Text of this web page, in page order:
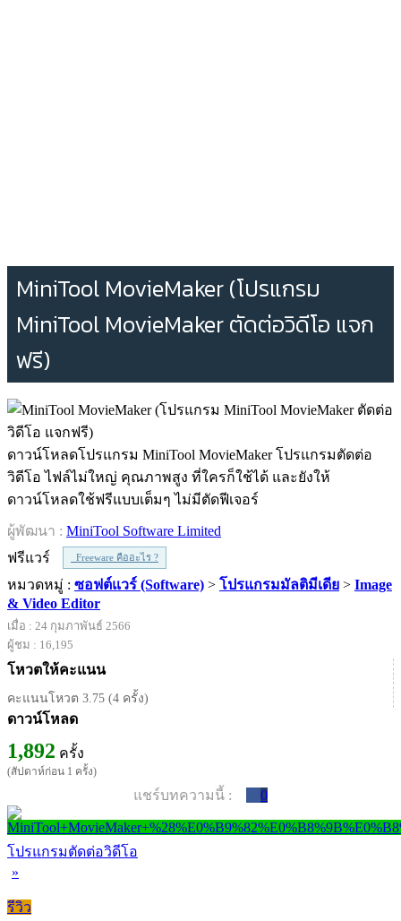
MiniTool MovieMaker (โปรแกรม
MiniTool MovieMaker ตัดต่อวิดีโอ แจก
ฟรี)
ดาวน์โหลดโปรแกรม MiniTool MovieMaker โปรแกรมตัดต่อ
วิดีโอ ไฟล์ไม่ใหญ่ คุณภาพสูง ที่ใครก็ใช้ได้ และยังให้
ดาวน์โหลดใช้ฟรีแบบเต็มๆ ไม่มีตัดฟีเจอร์
ผู้พัฒนา : MiniTool Software Limited
ฟรีแวร์
Freeware คืออะไร ?
หมวดหมู่ : ซอฟต์แวร์ (Software) > โปรแกรมมัลติมีเดีย > Image
& Video Editor
เมื่อ : 24 กุมภาพันธ์ 2566
ผู้ชม : 16,195
โหวตให้คะแนน
คะแนนโหวต 3.75 (4 ครั้ง)
ดาวน์โหลด
1,892 ครั้ง
(สัปดาห์ก่อน 1 ครั้ง)
แชร์บทความนี้ : 0
โปรแกรมตัดต่อวิดีโอ
»
รีวิว